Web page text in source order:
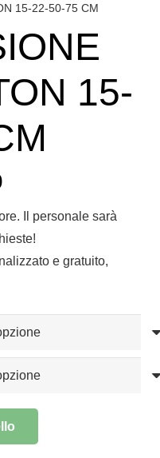
15-22-50-75 CM
15-
Fascia
prezzo:
da
€629,00
€2.095,00
Il personale sarà
e gratuito,